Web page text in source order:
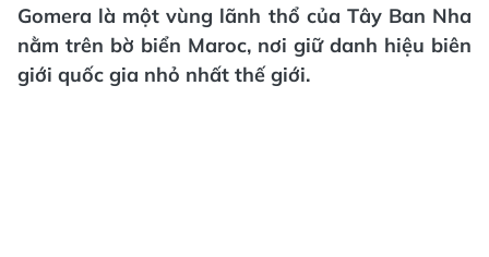
Gomera là một vùng lãnh thổ của Tây Ban Nha
nằm trên bờ biển Maroc, nơi giữ danh hiệu biên
giới quốc gia nhỏ nhất thế giới.